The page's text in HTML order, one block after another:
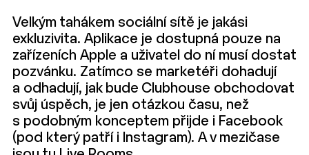
Velkým tahákem sociální sítě je jakási
exkluzivita. Aplikace je dostupná pouze na
zařízeních Apple a uživatel do ní musí dostat
pozvánku. Zatímco se marketéři dohadují
a odhadují, jak bude Clubhouse obchodovat
svůj úspěch, je jen otázkou času, než
s podobným konceptem přijde i Facebook
(pod který patří i Instagram). A v mezičase